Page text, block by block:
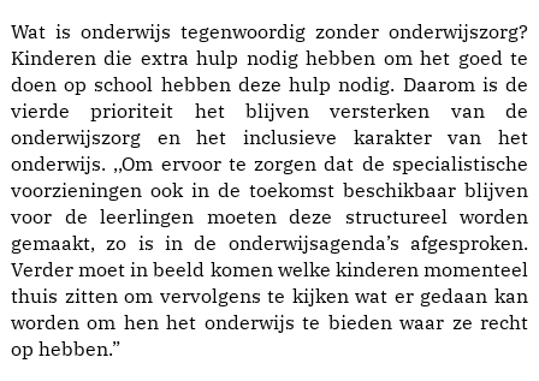
Wat is onderwijs tegenwoordig zonder onderwijszorg?
Kinderen die extra hulp nodig hebben om het goed te
doen op school hebben deze hulp nodig. Daarom is de
vierde prioriteit het blijven versterken van de
onderwijszorg en het inclusieve karakter van het
onderwijs. ,,Om ervoor te zorgen dat de specialistische
voorzieningen ook in de toekomst beschikbaar blijven
voor de leerlingen moeten deze structureel worden
gemaakt, zo is in de onderwijsagenda’s afgesproken.
Verder moet in beeld komen welke kinderen momenteel
thuis zitten om vervolgens te kijken wat er gedaan kan
worden om hen het onderwijs te bieden waar ze recht
op hebben.”